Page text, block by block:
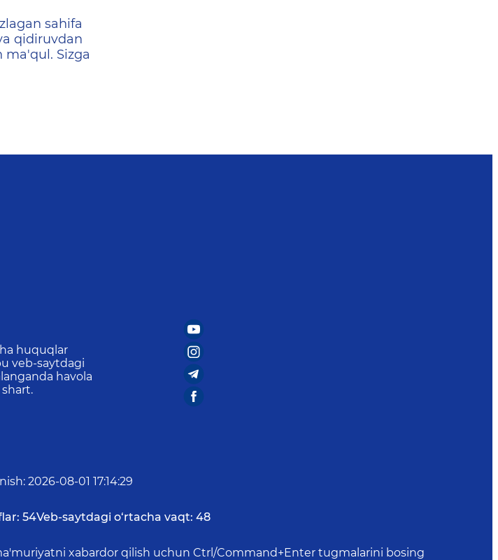
sahifa
qidiruvdan
Sizga
huquqlar
veb-saytdagi
havola
shart.
: 2026-08-01 17:14:29
54Veb-saytdagi o‘rtacha vaqt: 48
xabardor qilish uchun Ctrl/Command+Enter tugmalarini bosing